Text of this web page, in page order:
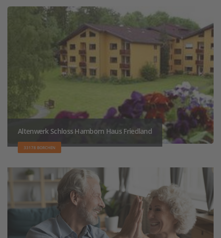
Altenwerk Schloss Hamborn Haus Friedland
33178 BORCHEN